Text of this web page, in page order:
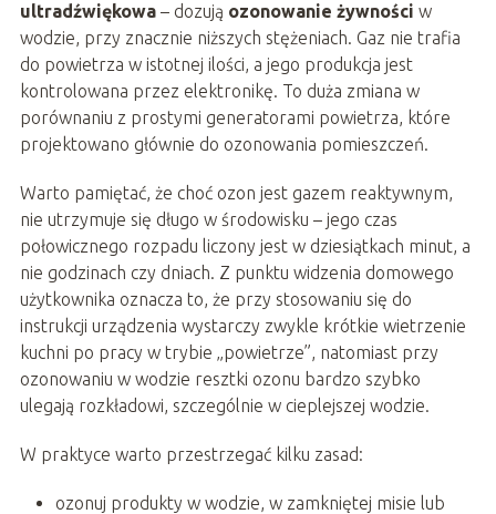
ultradźwiękowa– dozują ozonowanie żywności w
wodzie, przy znacznie niższych stężeniach. Gaz nie trafia
do powietrza w istotnej ilości, a jego produkcja jest
kontrolowana przez elektronikę. To duża zmiana w
porównaniu z prostymi generatorami powietrza, które
projektowano głównie do ozonowania pomieszczeń.
Warto pamiętać, że choć ozon jest gazem reaktywnym,
nie utrzymuje się długo w środowisku – jego czas
połowicznego rozpadu liczony jest w dziesiątkach minut, a
nie godzinach czy dniach. Z punktu widzenia domowego
użytkownika oznacza to, że przy stosowaniu się do
instrukcji urządzenia wystarczy zwykle krótkie wietrzenie
kuchni po pracy w trybie „powietrze”, natomiast przy
ozonowaniu w wodzie resztki ozonu bardzo szybko
ulegają rozkładowi, szczególnie w cieplejszej wodzie.
W praktyce warto przestrzegać kilku zasad:
ozonuj produkty w wodzie, w zamkniętej misie lub